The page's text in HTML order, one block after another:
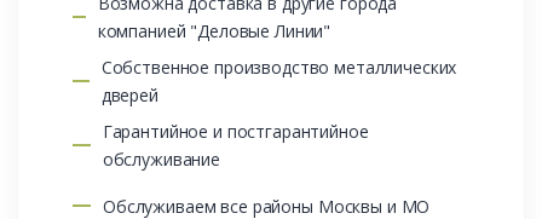
компанией "Деловые Линии"
Собственное производство металлических
дверей
Гарантийное и постгарантийное
обслуживание
Обслуживаем все районы Москвы и МО